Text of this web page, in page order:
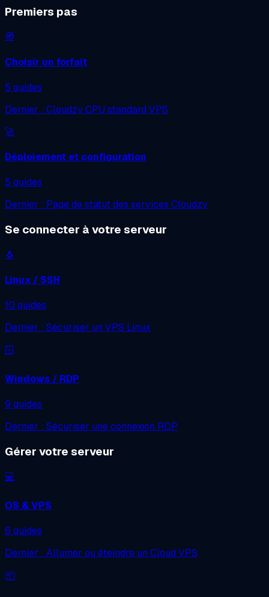
Premiers pas
🧭
Choisir un forfait
5 guides
Dernier : Cloudzy CPU standard VPS
🚀
Déploiement et configuration
5 guides
Dernier : Page de statut des services Cloudzy
Se connecter à votre serveur
🐧
Linux / SSH
10 guides
Dernier : Sécuriser un VPS Linux
🪟
Windows / RDP
9 guides
Dernier : Sécuriser une connexion RDP
Gérer votre serveur
💻
OS & VPS
6 guides
Dernier : Allumer ou éteindre un Cloud VPS
📦